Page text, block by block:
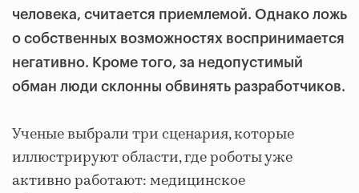
человека, считается приемлемой. Однако ложь
о собственных возможностях воспринимается
негативно. Кроме того, за недопустимый
обман люди склонны обвинять разработчиков.
Ученые выбрали три сценария, которые
иллюстрируют области, где роботы уже
активно работают: медицинское